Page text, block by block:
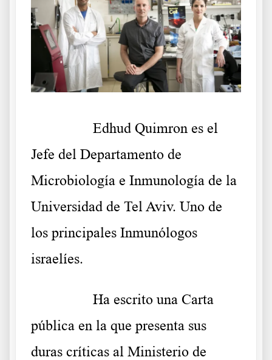
Edhud Quimron es el
Jefe del Departamento de
Microbiología e Inmunología de la
Universidad de Tel Aviv. Uno de
los principales Inmunólogos
israelíes.
Ha escrito una Carta
pública en la que presenta sus
duras críticas al Ministerio de